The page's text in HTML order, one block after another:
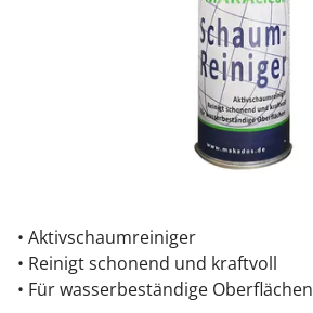
• Aktivschaumreiniger
• Reinigt schonend und kraftvoll
• Für wasserbeständige Oberflächen